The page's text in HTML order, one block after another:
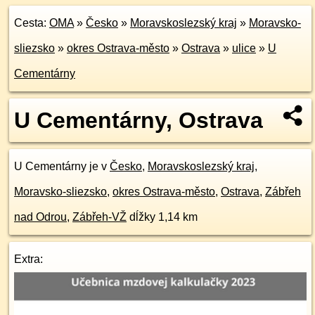
Cesta: OMA» Česko » Moravskoslezský kraj » Moravsko-
sliezsko » okres Ostrava-město » Ostrava » ulice » U
Cementárny
U Cementárny, Ostrava
U Cementárny je v Česko, Moravskoslezský kraj,
Moravsko-sliezsko, okres Ostrava-město, Ostrava, Zábřeh
nad Odrou, Zábřeh-VŽ dĺžky 1,14 km
Extra: